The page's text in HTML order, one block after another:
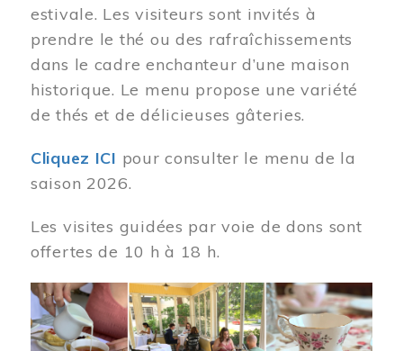
estivale. Les visiteurs sont invités à
prendre le thé ou des rafraîchissements
dans le cadre enchanteur d’une maison
historique. Le menu propose une variété
de thés et de délicieuses gâteries.
Cliquez ICI pour consulter le menu de la
saison 2026.
Les visites guidées par voie de dons sont
offertes de 10 h à 18 h.
Image